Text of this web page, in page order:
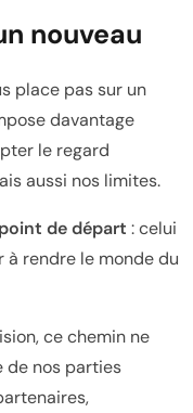
nouveau
place pas sur un
davantage
le regard
aussi nos limites.
point de départ : celui
à rendre le monde du
ce chemin ne
de nos parties